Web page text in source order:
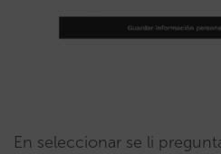
En seleccionar se li